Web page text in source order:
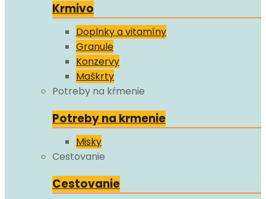
Krmivo
Doplnky a vitamíny
Granule
Konzervy
Maškrty
Potreby na kŕmenie
Potreby na krmenie
Misky
Cestovanie
Cestovanie